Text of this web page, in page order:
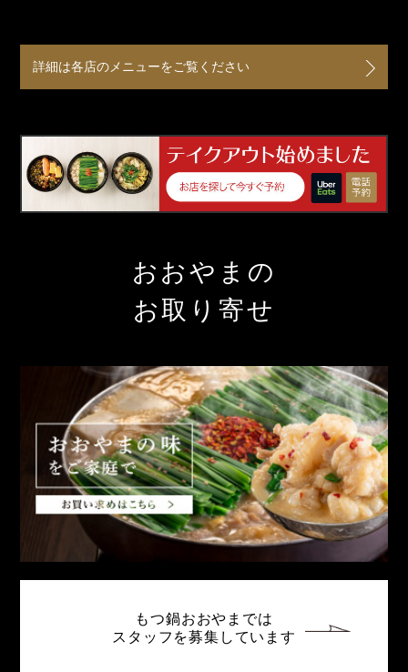
詳細は各店のメニューをご覧ください
おおやまの
お取り寄せ
もつ鍋おおやまでは
スタッフを募集しています